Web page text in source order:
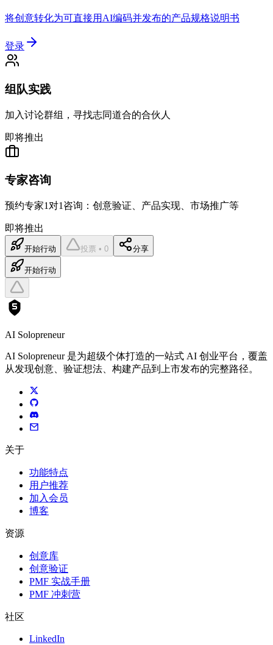
将创意转化为可直接用AI编码并发布的产品规格说明书
登录
组队实践
加入讨论群组，寻找志同道合的合伙人
即将推出
专家咨询
预约专家1对1咨询：创意验证、产品实现、市场推广等
即将推出
开始行动 投票 • 0 分享
开始行动
AI Solopreneur
AI Solopreneur 是为超级个体打造的一站式 AI 创业平台，覆盖
从发现创意、验证想法、构建产品到上市发布的完整路径。
关于
功能特点
用户推荐
加入会员
博客
资源
创意库
创意验证
PMF 实战手册
PMF 冲刺营
社区
LinkedIn